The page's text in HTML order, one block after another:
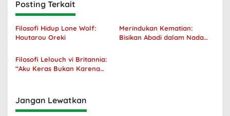
Posting Terkait
Filosofi Hidup Lone Wolf:
Houtarou Oreki
Merindukan Kematian:
Bisikan Abadi dalam Nada
Filosofi Lelouch vi Britannia:
“Aku Keras Bukan Karena
Jangan Lewatkan